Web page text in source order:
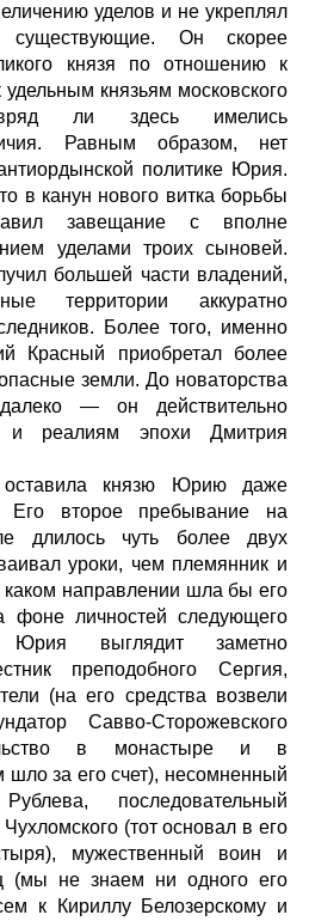
уделов и не укреплял
существующие. Он скорее
князя по отношению к
удельным князьям московского
ли здесь имелись
Равным образом, нет
политике Юрия.
в канун нового витка борьбы
завещание с вполне
уделами троих сыновей.
большей части владений,
территории аккуратно
Более того, именно
Красный приобретал более
земли. До новаторства
— он действительно
и реалиям эпохи Дмитрия
князю Юрию даже
Его второе пребывание на
длилось чуть более двух
уроки, чем племянник и
каком направлении шла бы его
фоне личностей следующего
Юрия выглядит заметно
преподобного Сергия,
(на его средства возвели
Савво-Сторожевского
в монастыре и в
шло за его счет), несомненный
последовательный
(тот основал в его
мужественный воин и
(мы не знаем ни одного его
к Кириллу Белозерскому и